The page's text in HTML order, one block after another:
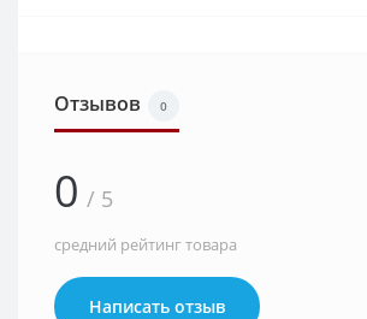
Отзывов 0
0 / 5
средний рейтинг товара
Написать отзыв